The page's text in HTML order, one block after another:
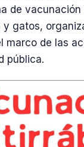
de
y gatos,
marco de las
pública.